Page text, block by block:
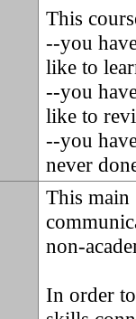
This
--you
like to
--you
like to
--you
never
This main
non-
In order